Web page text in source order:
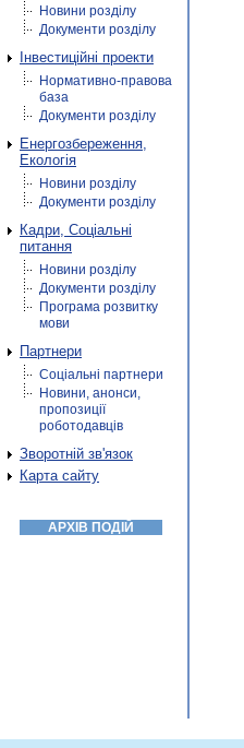
Новини розділу
Документи розділу
Інвестиційні проекти
Нормативно-правова
база
Документи розділу
Енергозбереження,
Екологія
Новини розділу
Документи розділу
Кадри, Соціальні
питання
Новини розділу
Документи розділу
Програма розвитку
мови
Партнери
Соціальні партнери
Новини, анонси,
пропозиції
роботодавців
Зворотній зв'язок
Карта сайту
АРХІВ ПОДІЙ